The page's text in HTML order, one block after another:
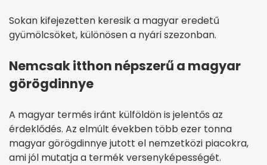
Sokan kifejezetten keresik a magyar eredetű
gyümölcsöket, különösen a nyári szezonban.
Nemcsak itthon népszerű a magyar
görögdinnye
A magyar termés iránt külföldön is jelentős az
érdeklődés. Az elmúlt években több ezer tonna
magyar görögdinnye jutott el nemzetközi piacokra,
ami jól mutatja a termék versenyképességét.